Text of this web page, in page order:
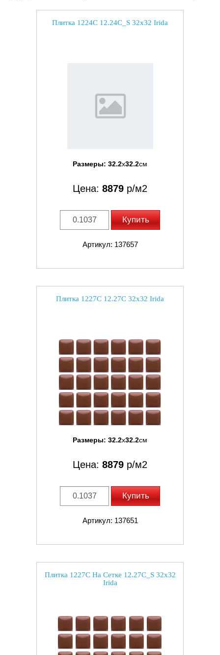
Плитка 1224C 12.24C_S 32x32 Irida
Размеры: 32.2x32.2см
Цена: 8879 р/м2
Купить
Артикул: 137657
Плитка 1227C 12.27C 32x32 Irida
Размеры: 32.2x32.2см
Цена: 8879 р/м2
Купить
Артикул: 137651
Плитка 1227C На Сетке 12.27C_S 32x32
Irida